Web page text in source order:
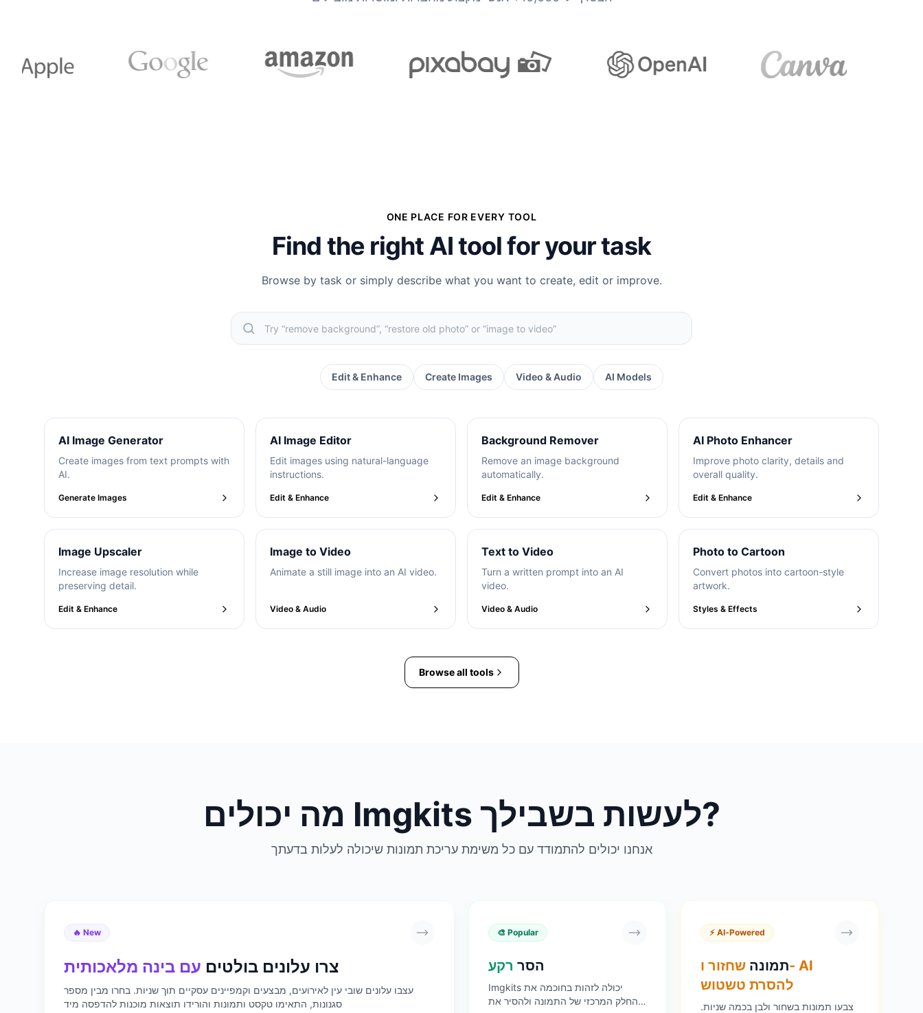
ONE PLACE FOR EVERY TOOL
Find the right AI tool for your task
Browse by task or simply describe what you want to create, edit or improve.
Edit & Enhance Create Images Video & Audio AI Models
AI Image Generator
Create images from text prompts with
AI.
Generate Images
AI Image Editor
Edit images using natural-language
instructions.
Edit & Enhance
Background Remover
Remove an image background
automatically.
Edit & Enhance
AI Photo Enhancer
Improve photo clarity, details and
overall quality.
Edit & Enhance
Image Upscaler
Increase image resolution while
preserving detail.
Edit & Enhance
Image to Video
Animate a still image into an AI video.
Video & Audio
Text to Video
Turn a written prompt into an AI
video.
Video & Audio
Photo to Cartoon
Convert photos into cartoon-style
artwork.
Styles & Effects
Browse all tools
מה יכולים Imgkits לעשות בשבילך?
אנחנו יכולים להתמודד עם כל משימת עריכת תמונות שיכולה לעלות בדעתך
🔥 New
צרו עלונים בולטים עם בינה מלאכותית
עצבו עלונים שובי עין לאירועים, מבצעים וקמפיינים עסקיים תוך שניות. בחרו מבין מספר
סגנונות, התאימו טקסט ותמונות והורידו תוצאות מוכנות להדפסה מיד
🎨 Popular
הסר רקע
Imgkits יכולה לזהות בחוכמה את
החלק המרכזי של התמונה ולהסיר את
⚡ AI-Powered
תמונה שחזור ו- AI
להסרת טשטוש
צבעו תמונות בשחור ולבן בכמה שניות.